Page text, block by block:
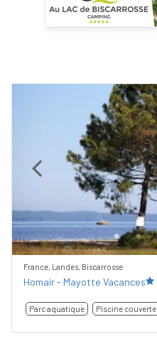
France, Landes, Biscarrosse
Homair - Mayotte Vacances
Parc aquatique Piscine couverte